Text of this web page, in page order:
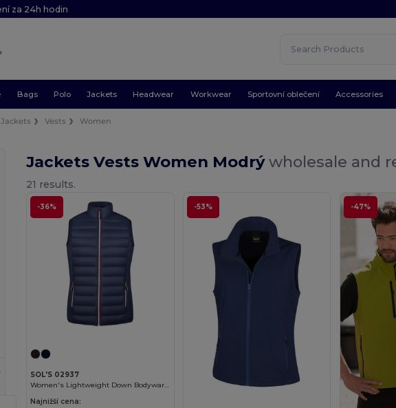
za 24h hodin
Bags Polo Jackets Headwear Workwear Sportovní oblečení Accessories
Jackets Vests Women
Jackets Vests Women Modrýwholesale and
21 results.
-36%
SOL'S 02937
Women's Lightweight Down Bodywarmer Victoire
Najnižší cena:
-53% -47%